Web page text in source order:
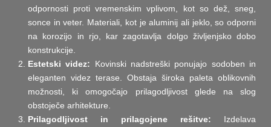
odpornosti proti vremenskim vplivom, kot so dež, sneg,
sonce in veter. Materiali, kot je aluminij ali jeklo, so odporni
na korozijo in rjo, kar zagotavlja dolgo življenjsko dobo
konstrukcije.
Estetski videz: Kovinski nadstreški ponujajo sodoben in
eleganten videz terase. Obstaja široka paleta oblikovnih
možnosti, ki omogočajo prilagodljivost glede na slog
obstoječe arhitekture.
Prilagodljivost in prilagojene rešitve: Izdelava